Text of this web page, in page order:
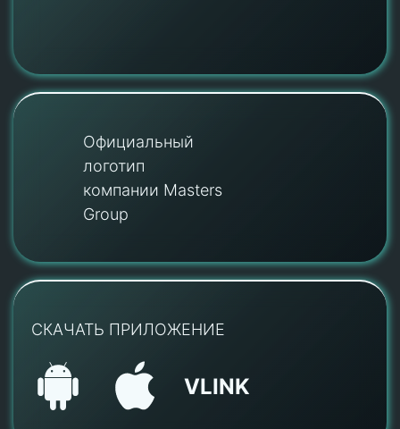
Официальный
логотип
компании Masters
Group
СКАЧАТЬ ПРИЛОЖЕНИЕ
VLINK